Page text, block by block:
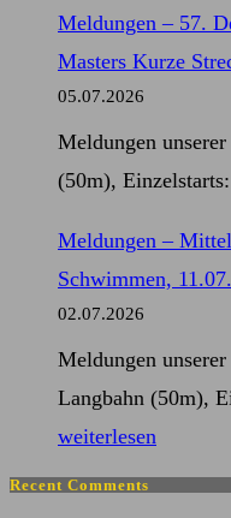
Meldungen – 57.
Masters Kurze
05.07.2026
Meldungen
(50m),
Meldungen –
Schwimmen,
02.07.2026
Meldungen
Langbahn (50m),
weiterlesen
Recent Comments